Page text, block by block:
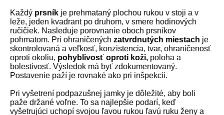
Každý prsník je prehmataný plochou rukou v stoji a v
leže, jeden kvadrant po druhom, v smere hodinových
ručičiek. Nasleduje porovnanie oboch prsníkov
pohmatom. Pri ohraničených zatvrdnutých miestach je
skontrolovaná a veľkosť, konzistencia, tvar, ohraničenosť
oproti okoliu, pohyblivosť oproti koži, poloha a
bolestivosť. Výsledok má byť zdokumentovaný.
Postavenie paží je rovnaké ako pri inšpekcii.
Pri vyšetrení podpazušnej jamky je dôležité, aby boli
paže držané voľne. To sa najlepšie podarí, keď
vyšetrujúci uchopí svojou ľavou rukou ľavú ruku ženy a